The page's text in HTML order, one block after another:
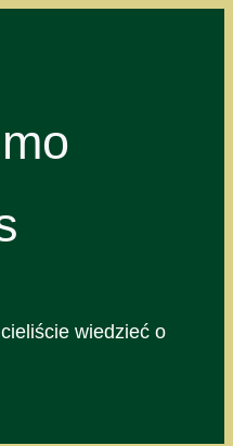
wiedzieć o